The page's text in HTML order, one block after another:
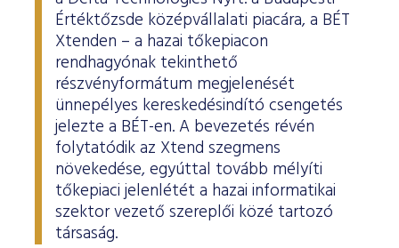
Értéktőzsde középvállalati piacára, a BÉT
Xtenden – a hazai tőkepiacon
rendhagyónak tekinthető
részvényformátum megjelenését
ünnepélyes kereskedésindító csengetés
jelezte a BÉT-en. A bevezetés révén
folytatódik az Xtend szegmens
növekedése, egyúttal tovább mélyíti
tőkepiaci jelenlétét a hazai informatikai
szektor vezető szereplői közé tartozó
társaság.